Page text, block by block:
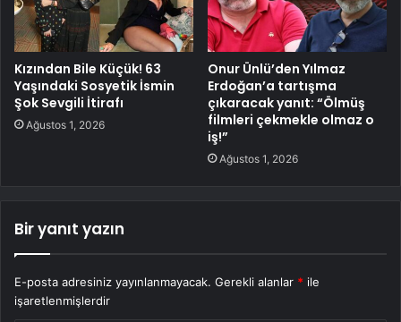
Kızından Bile Küçük! 63
Yaşındaki Sosyetik İsmin
Şok Sevgili İtirafı
Ağustos 1, 2026
Onur Ünlü’den Yılmaz
Erdoğan’a tartışma
çıkaracak yanıt: “Ölmüş
filmleri çekmekle olmaz o
iş!”
Ağustos 1, 2026
Bir yanıt yazın
E-posta adresiniz yayınlanmayacak. Gerekli alanlar * ile
işaretlenmişlerdir